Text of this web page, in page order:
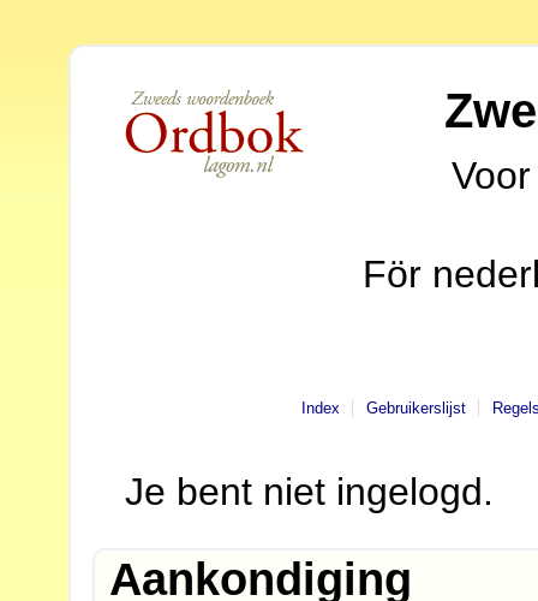
För
Index Gebruikerslijst
Je bent niet ingelogd.
Aankondiging